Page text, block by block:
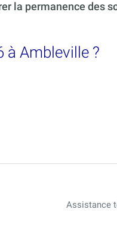
la permanence des
à Ambleville ?
Assistance